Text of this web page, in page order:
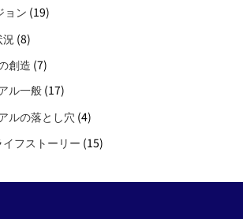
ョン (19)
(8)
創造 (7)
ル一般 (17)
ルの落とし穴 (4)
イフストーリー (15)